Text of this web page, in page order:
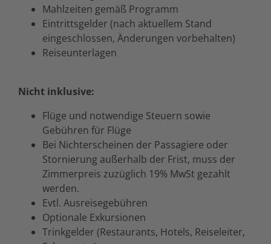
Mahlzeiten gemäß Programm
Eintrittsgelder (nach aktuellem Stand
eingeschlossen, Änderungen vorbehalten)
Reiseunterlagen
Nicht inklusive:
Flüge und notwendige Steuern sowie
Gebühren für Flüge
Bei Nichterscheinen der Passagiere oder
Stornierung außerhalb der Frist, muss der
Zimmerpreis zuzüglich 19% MwSt gezahlt
werden.
Evtl. Ausreisegebühren
Optionale Exkursionen
Trinkgelder (Restaurants, Hotels, Reiseleiter,